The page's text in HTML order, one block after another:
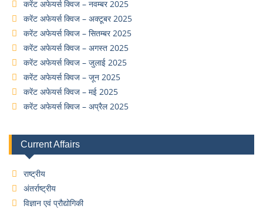
करेंट अफेयर्स क्विज – नवम्बर 2025
करेंट अफेयर्स क्विज – अक्टूबर 2025
करेंट अफेयर्स क्विज – सितम्बर 2025
करेंट अफेयर्स क्विज – अगस्त 2025
करेंट अफेयर्स क्विज – जुलाई 2025
करेंट अफेयर्स क्विज – जून 2025
करेंट अफेयर्स क्विज – मई 2025
करेंट अफेयर्स क्विज – अप्रैल 2025
Current Affairs
राष्ट्रीय
अंतर्राष्ट्रीय
विज्ञान एवं प्रौद्योगिकी